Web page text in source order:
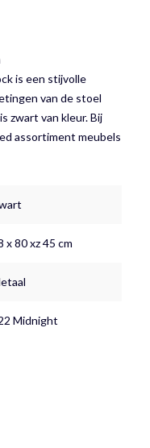
is een stijvolle
van de stoel
zwart van kleur. Bij
assortiment meubels
x 80 xz 45 cm
Midnight